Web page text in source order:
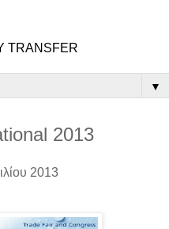
TRANSFER
▼
2013
2013